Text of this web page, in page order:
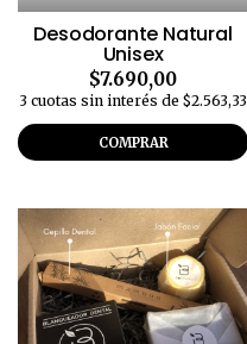
Desodorante Natural
Unisex
$7.690,00
3 cuotas sin interés de $2.563,33
COMPRAR